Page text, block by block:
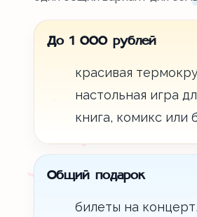
До 1 000 рублей
красивая
настольная игра
книга, комикс или
Общий подарок
билеты на